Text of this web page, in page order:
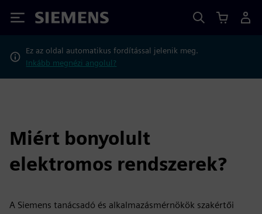
Siemens
Ez az oldal automatikus fordítással jelenik meg.
Inkább megnézi angolul?
Miért bonyolult
elektromos rendszerek?
A Siemens tanácsadó és alkalmazásmérnökök szakértői